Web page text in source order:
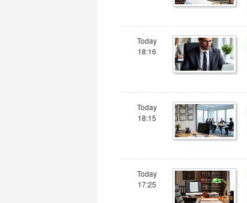
Today
18:16
Today
18:15
Today
17:25